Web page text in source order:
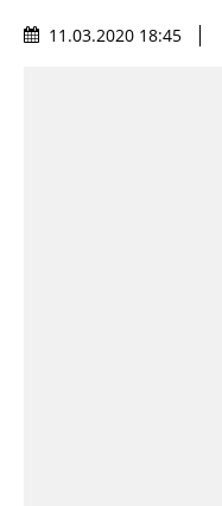
11.03.2020 18:45